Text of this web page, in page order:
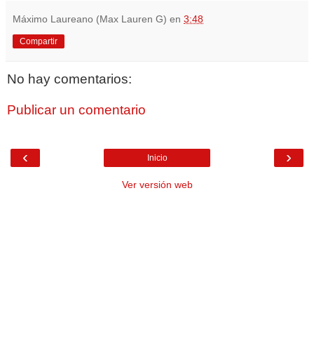
Máximo Laureano (Max Lauren G) en 3:48
Compartir
No hay comentarios:
Publicar un comentario
‹ ›
Inicio
Ver versión web